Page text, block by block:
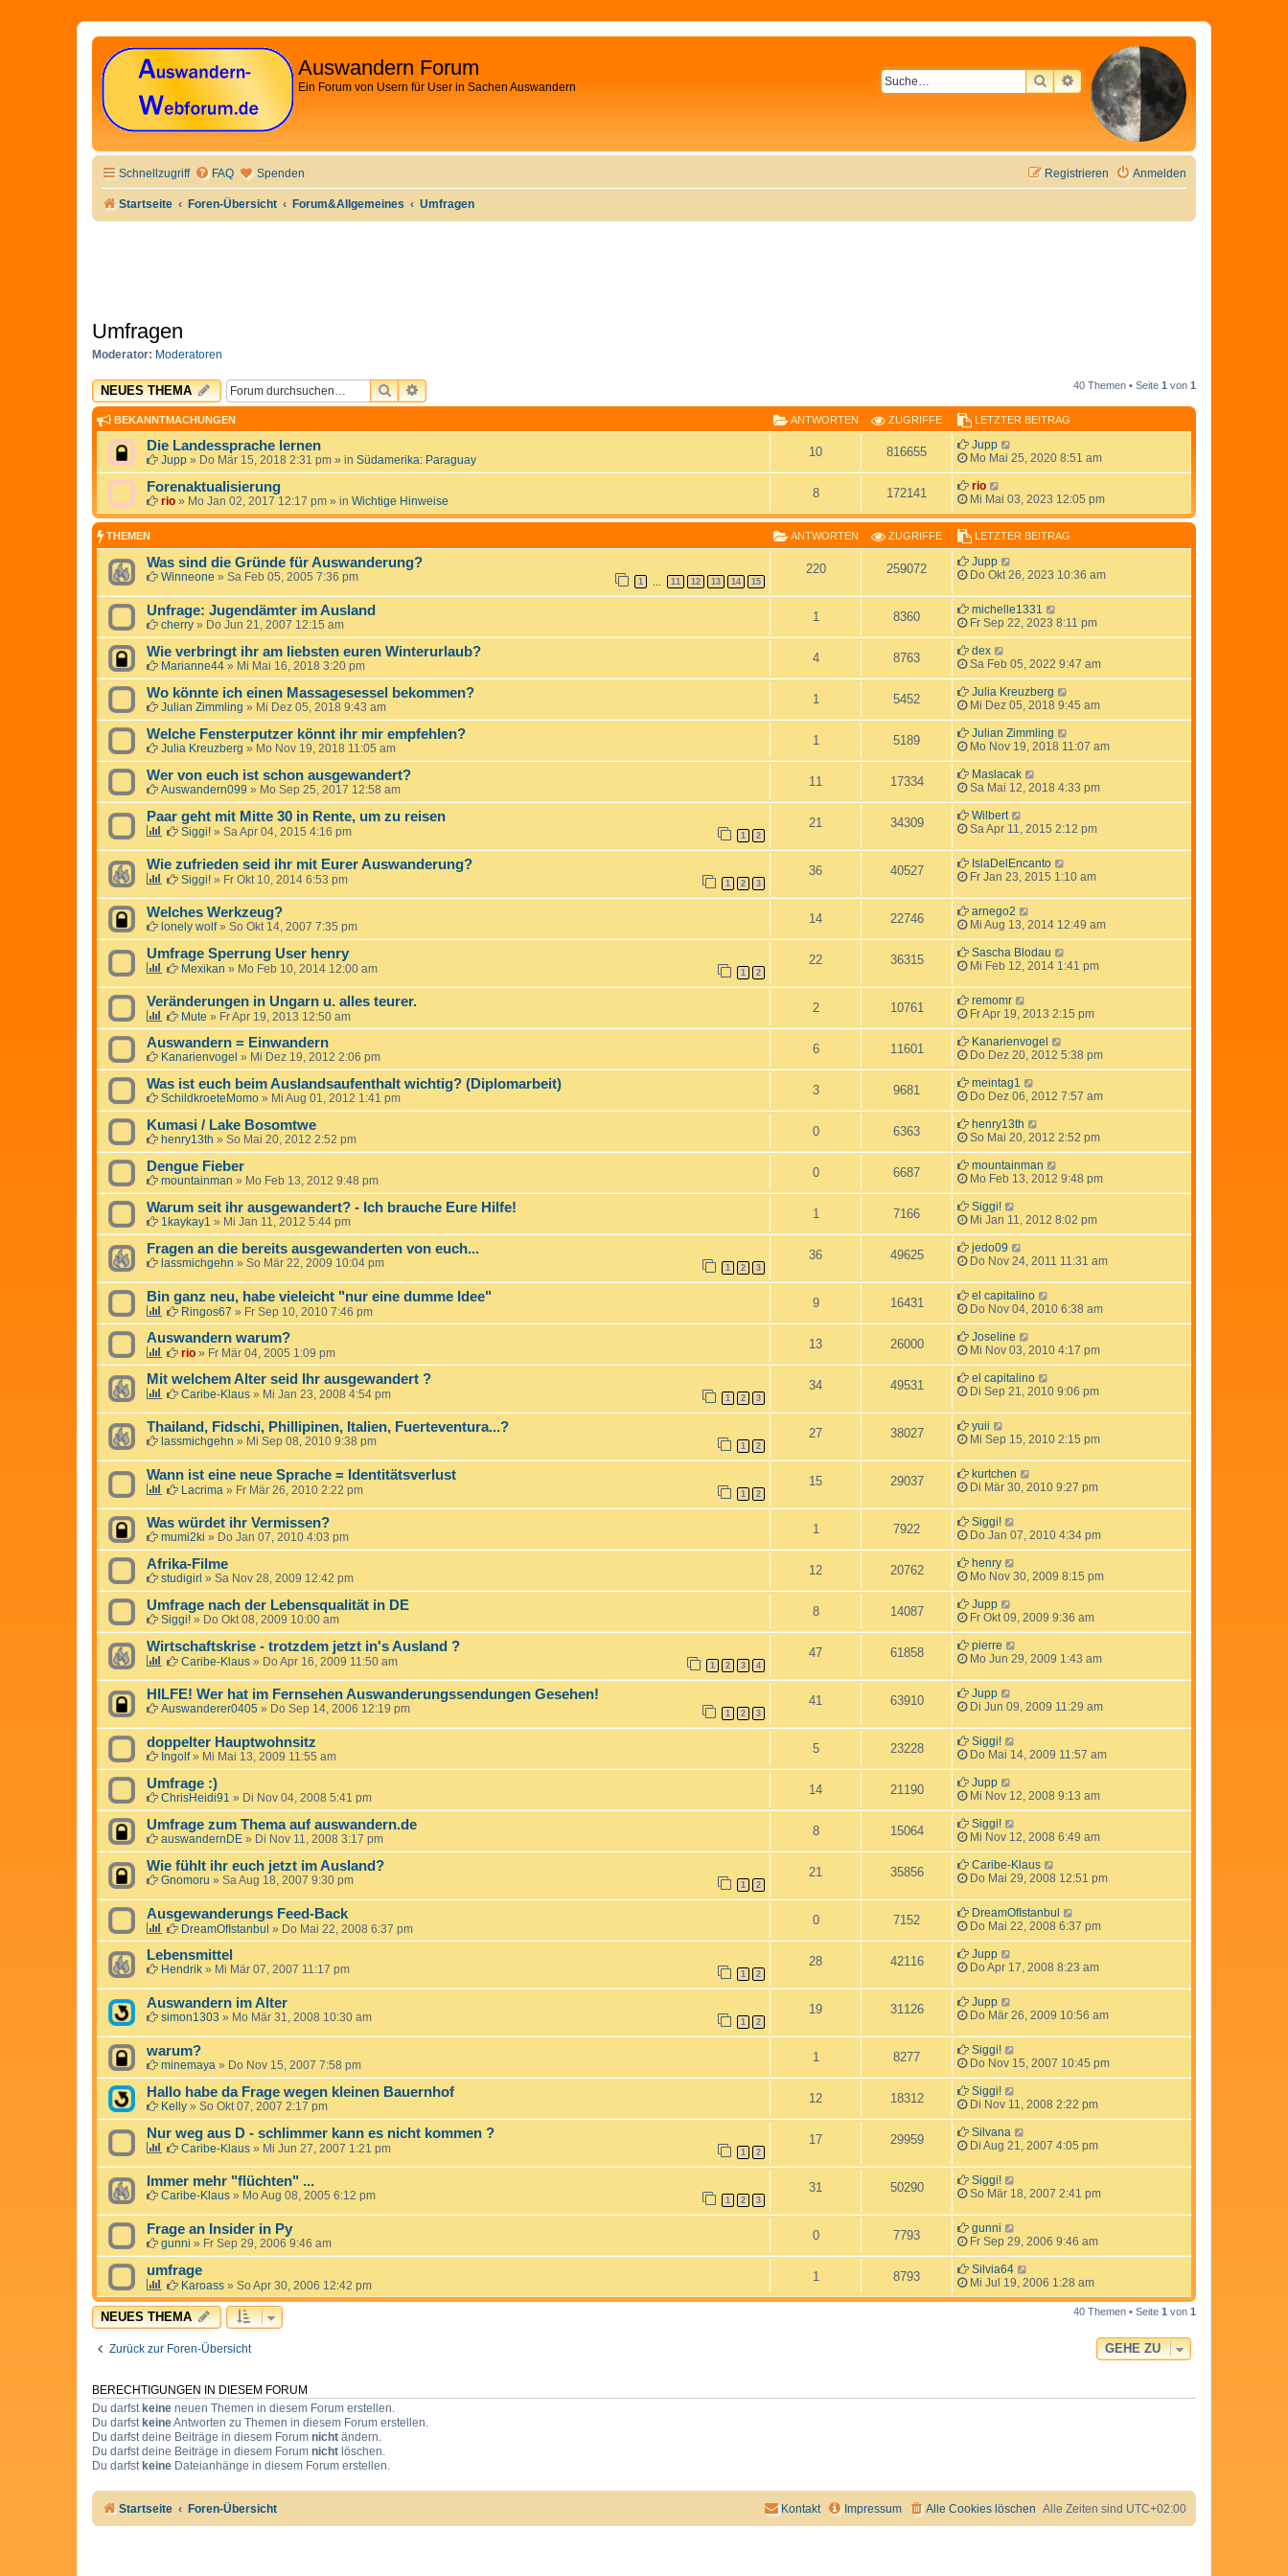
Auswandern Forum
Ein Forum von Usern für User in Sachen Auswandern SUCHEERWEITERTE SUCHE
Schnellzugriff FAQ Spenden Anmelden
Registrieren
Startseite Foren-Übersicht Forum&Allgemeines Umfragen
Umfragen
Moderator: Moderatoren
NEUES THEMA SUCHEERWEITERTE SUCHE 40 Themen • Seite 1 von 1
BEKANNTMACHUNGEN ANTWORTEN ZUGRIFFE LETZTER BEITRAG
Die Landessprache lernen
Jupp » Do Mär 15, 2018 2:31 pm » in Südamerika: Paraguay
10 816655
Jupp
Mo Mai 25, 2020 8:51 am
Forenaktualisierung
rio » Mo Jan 02, 2017 12:17 pm » in Wichtige Hinweise
8 172141
rio
Mi Mai 03, 2023 12:05 pm
THEMEN ANTWORTEN ZUGRIFFE LETZTER BEITRAG
Was sind die Gründe für Auswanderung?
Winneone » Sa Feb 05, 2005 7:36 pm 1 11 12 13 14 15
220 259072
Jupp
Do Okt 26, 2023 10:36 am
Unfrage: Jugendämter im Ausland
cherry » Do Jun 21, 2007 12:15 am
1 8360
michelle1331
Fr Sep 22, 2023 8:11 pm
Wie verbringt ihr am liebsten euren Winterurlaub?
Marianne44 » Mi Mai 16, 2018 3:20 pm
4 8763
dex
Sa Feb 05, 2022 9:47 am
Wo könnte ich einen Massagesessel bekommen?
Julian Zimmling » Mi Dez 05, 2018 9:43 am
1 5452
Julia Kreuzberg
Mi Dez 05, 2018 9:45 am
Welche Fensterputzer könnt ihr mir empfehlen?
Julia Kreuzberg » Mo Nov 19, 2018 11:05 am
1 5189
Julian Zimmling
Mo Nov 19, 2018 11:07 am
Wer von euch ist schon ausgewandert?
Auswandern099 » Mo Sep 25, 2017 12:58 am
11 17334
Maslacak
Sa Mai 12, 2018 4:33 pm
Paar geht mit Mitte 30 in Rente, um zu reisen
Siggi! » Sa Apr 04, 2015 4:16 pm 1 2
21 34309
Wilbert
Sa Apr 11, 2015 2:12 pm
Wie zufrieden seid ihr mit Eurer Auswanderung?
Siggi! » Fr Okt 10, 2014 6:53 pm 1 2 3
36 40527
IslaDelEncanto
Fr Jan 23, 2015 1:10 am
Welches Werkzeug?
lonely wolf» So Okt 14, 2007 7:35 pm
14 22746
arnego2
Mi Aug 13, 2014 12:49 am
Umfrage Sperrung User henry
Mexikan » Mo Feb 10, 2014 12:00 am 1 2
22 36315
Sascha Blodau
Mi Feb 12, 2014 1:41 pm
Veränderungen in Ungarn u. alles teurer.
Mute » Fr Apr 19, 2013 12:50 am
2 10761
remomr
Fr Apr 19, 2013 2:15 pm
Auswandern = Einwandern
Kanarienvogel » Mi Dez 19, 2012 2:06 pm
6 11601
Kanarienvogel
Do Dez 20, 2012 5:38 pm
Was ist euch beim Auslandsaufenthalt wichtig? (Diplomarbeit)
SchildkroeteMomo » Mi Aug 01, 2012 1:41 pm
3 9681
meintag1
Do Dez 06, 2012 7:57 am
Kumasi / Lake Bosomtwe
henry13th » So Mai 20, 2012 2:52 pm
0 6363
henry13th
So Mai 20, 2012 2:52 pm
Dengue Fieber
mountainman » Mo Feb 13, 2012 9:48 pm
0 6687
mountainman
Mo Feb 13, 2012 9:48 pm
Warum seit ihr ausgewandert? - Ich brauche Eure Hilfe!
1kaykay1 » Mi Jan 11, 2012 5:44 pm
1 7166
Siggi!
Mi Jan 11, 2012 8:02 pm
Fragen an die bereits ausgewanderten von euch...
lassmichgehn » So Mär 22, 2009 10:04 pm 1 2 3
36 49625
jedo09
Do Nov 24, 2011 11:31 am
Bin ganz neu, habe vieleicht "nur eine dumme Idee"
Ringos67 » Fr Sep 10, 2010 7:46 pm
9 16431
el capitalino
Do Nov 04, 2010 6:38 am
Auswandern warum?
rio » Fr Mär 04, 2005 1:09 pm
13 26000
Joseline
Mi Nov 03, 2010 4:17 pm
Mit welchem Alter seid Ihr ausgewandert ?
Caribe-Klaus » Mi Jan 23, 2008 4:54 pm 1 2 3
34 49531
el capitalino
Di Sep 21, 2010 9:06 pm
Thailand, Fidschi, Phillipinen, Italien, Fuerteventura...?
lassmichgehn » Mi Sep 08, 2010 9:38 pm 1 2
27 38027
yuii
Mi Sep 15, 2010 2:15 pm
Wann ist eine neue Sprache = Identitätsverlust
Lacrima » Fr Mär 26, 2010 2:22 pm 1 2
15 29037
kurtchen
Di Mär 30, 2010 9:27 pm
Was würdet ihr Vermissen?
mumi2ki » Do Jan 07, 2010 4:03 pm
1 7922
Siggi!
Do Jan 07, 2010 4:34 pm
Afrika-Filme
studigirl » Sa Nov 28, 2009 12:42 pm
12 20762
henry
Mo Nov 30, 2009 8:15 pm
Umfrage nach der Lebensqualität in DE
Siggi! » Do Okt 08, 2009 10:00 am
8 14087
Jupp
Fr Okt 09, 2009 9:36 am
Wirtschaftskrise - trotzdem jetzt in's Ausland ?
Caribe-Klaus » Do Apr 16, 2009 11:50 am 1 2 3 4
47 61858
pierre
Mo Jun 29, 2009 1:43 am
HILFE! Wer hat im Fernsehen Auswanderungssendungen Gesehen!
Auswanderer0405 » Do Sep 14, 2006 12:19 pm 1 2 3
41 63910
Jupp
Di Jun 09, 2009 11:29 am
doppelter Hauptwohnsitz
Ingolf» Mi Mai 13, 2009 11:55 am
5 23228
Siggi!
Do Mai 14, 2009 11:57 am
Umfrage :)
ChrisHeidi91 » Di Nov 04, 2008 5:41 pm
14 21190
Jupp
Mi Nov 12, 2008 9:13 am
Umfrage zum Thema auf auswandern.de
auswandernDE » Di Nov 11, 2008 3:17 pm
8 15064
Siggi!
Mi Nov 12, 2008 6:49 am
Wie fühlt ihr euch jetzt im Ausland?
Gnomoru » Sa Aug 18, 2007 9:30 pm 1 2
21 35856
Caribe-Klaus
Do Mai 29, 2008 12:51 pm
Ausgewanderungs Feed-Back
DreamOfIstanbul » Do Mai 22, 2008 6:37 pm
0 7152
DreamOfIstanbul
Do Mai 22, 2008 6:37 pm
Lebensmittel
Hendrik » Mi Mär 07, 2007 11:17 pm 1 2
28 42116
Jupp
Do Apr 17, 2008 8:23 am
Auswandern im Alter
simon1303 » Mo Mär 31, 2008 10:30 am 1 2
19 31126
Jupp
Do Mär 26, 2009 10:56 am
warum?
minemaya » Do Nov 15, 2007 7:58 pm
1 8277
Siggi!
Do Nov 15, 2007 10:45 pm
Hallo habe da Frage wegen kleinen Bauernhof
Kelly » So Okt 07, 2007 2:17 pm
12 18312
Siggi!
Di Nov 11, 2008 2:22 pm
Nur weg aus D - schlimmer kann es nicht kommen ?
Caribe-Klaus » Mi Jun 27, 2007 1:21 pm 1 2
17 29959
Silvana
Di Aug 21, 2007 4:05 pm
Immer mehr "flüchten" ...
Caribe-Klaus » Mo Aug 08, 2005 6:12 pm 1 2 3
31 50290
Siggi!
So Mär 18, 2007 2:41 pm
Frage an Insider in Py
gunni » Fr Sep 29, 2006 9:46 am
0 7793
gunni
Fr Sep 29, 2006 9:46 am
umfrage
Karoass » So Apr 30, 2006 12:42 pm
1 8793
Silvia64
Mi Jul 19, 2006 1:28 am
NEUES THEMA 40 Themen • Seite 1 von 1
Zurück zur Foren-Übersicht GEHE ZU
BERECHTIGUNGEN IN DIESEM FORUM
Du darfstkeine neuen Themen in diesem Forum erstellen.
Du darfstkeineAntworten zu Themen in diesem Forum erstellen.
Du darfst deine Beiträge in diesem Forum nicht ändern.
Du darfst deine Beiträge in diesem Forum nicht löschen.
Du darfstkeine Dateianhänge in diesem Forum erstellen.
Startseite Foren-Übersicht Alle Zeiten sind UTC+02:00
Alle Cookies löschen
Impressum
Kontakt